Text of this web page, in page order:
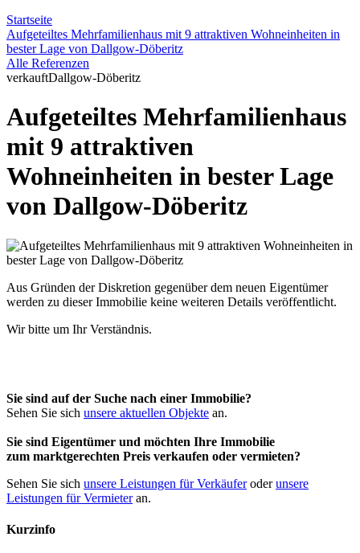
Startseite
Aufgeteiltes Mehrfamilienhaus mit 9 attraktiven Wohneinheiten in
bester Lage von Dallgow-Döberitz
Alle Referenzen
verkauftDallgow-Döberitz
Aufgeteiltes Mehrfamilienhaus
mit 9 attraktiven
Wohneinheiten in bester Lage
von Dallgow-Döberitz
Aus Gründen der Diskretion gegenüber dem neuen Eigentümer
werden zu dieser Immobilie keine weiteren Details veröffentlicht.
Wir bitte um Ihr Verständnis.
Sie sind auf der Suche nach einer Immobilie?
Sehen Sie sich unsere aktuellen Objekte an.
Sie sind Eigentümer und möchten Ihre Immobilie
zum marktgerechten Preis verkaufen oder vermieten?
Sehen Sie sich unsere Leistungen für Verkäuferoderunsere
Leistungen für Vermieteran.
Kurzinfo